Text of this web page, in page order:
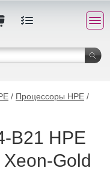
/ Процессоры HPE /
B21 HPE
Gold